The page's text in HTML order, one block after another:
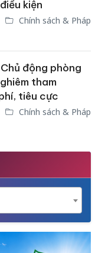
kiện
Chính sách & Pháp
động phòng
tham
tiêu cực
Chính sách & Pháp